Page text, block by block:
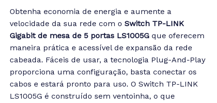
Obtenha economia de energia e aumente a
velocidade da sua rede com o Switch TP-LINK
Gigabit de mesa de 5 portas LS1005G que oferecem
maneira prática e acessível de expansão da rede
cabeada. Fáceis de usar, a tecnologia Plug-And-Play
proporciona uma configuração, basta conectar os
cabos e estará pronto para uso. O Switch TP-LINK
LS1005G é construído sem ventoinha, o que